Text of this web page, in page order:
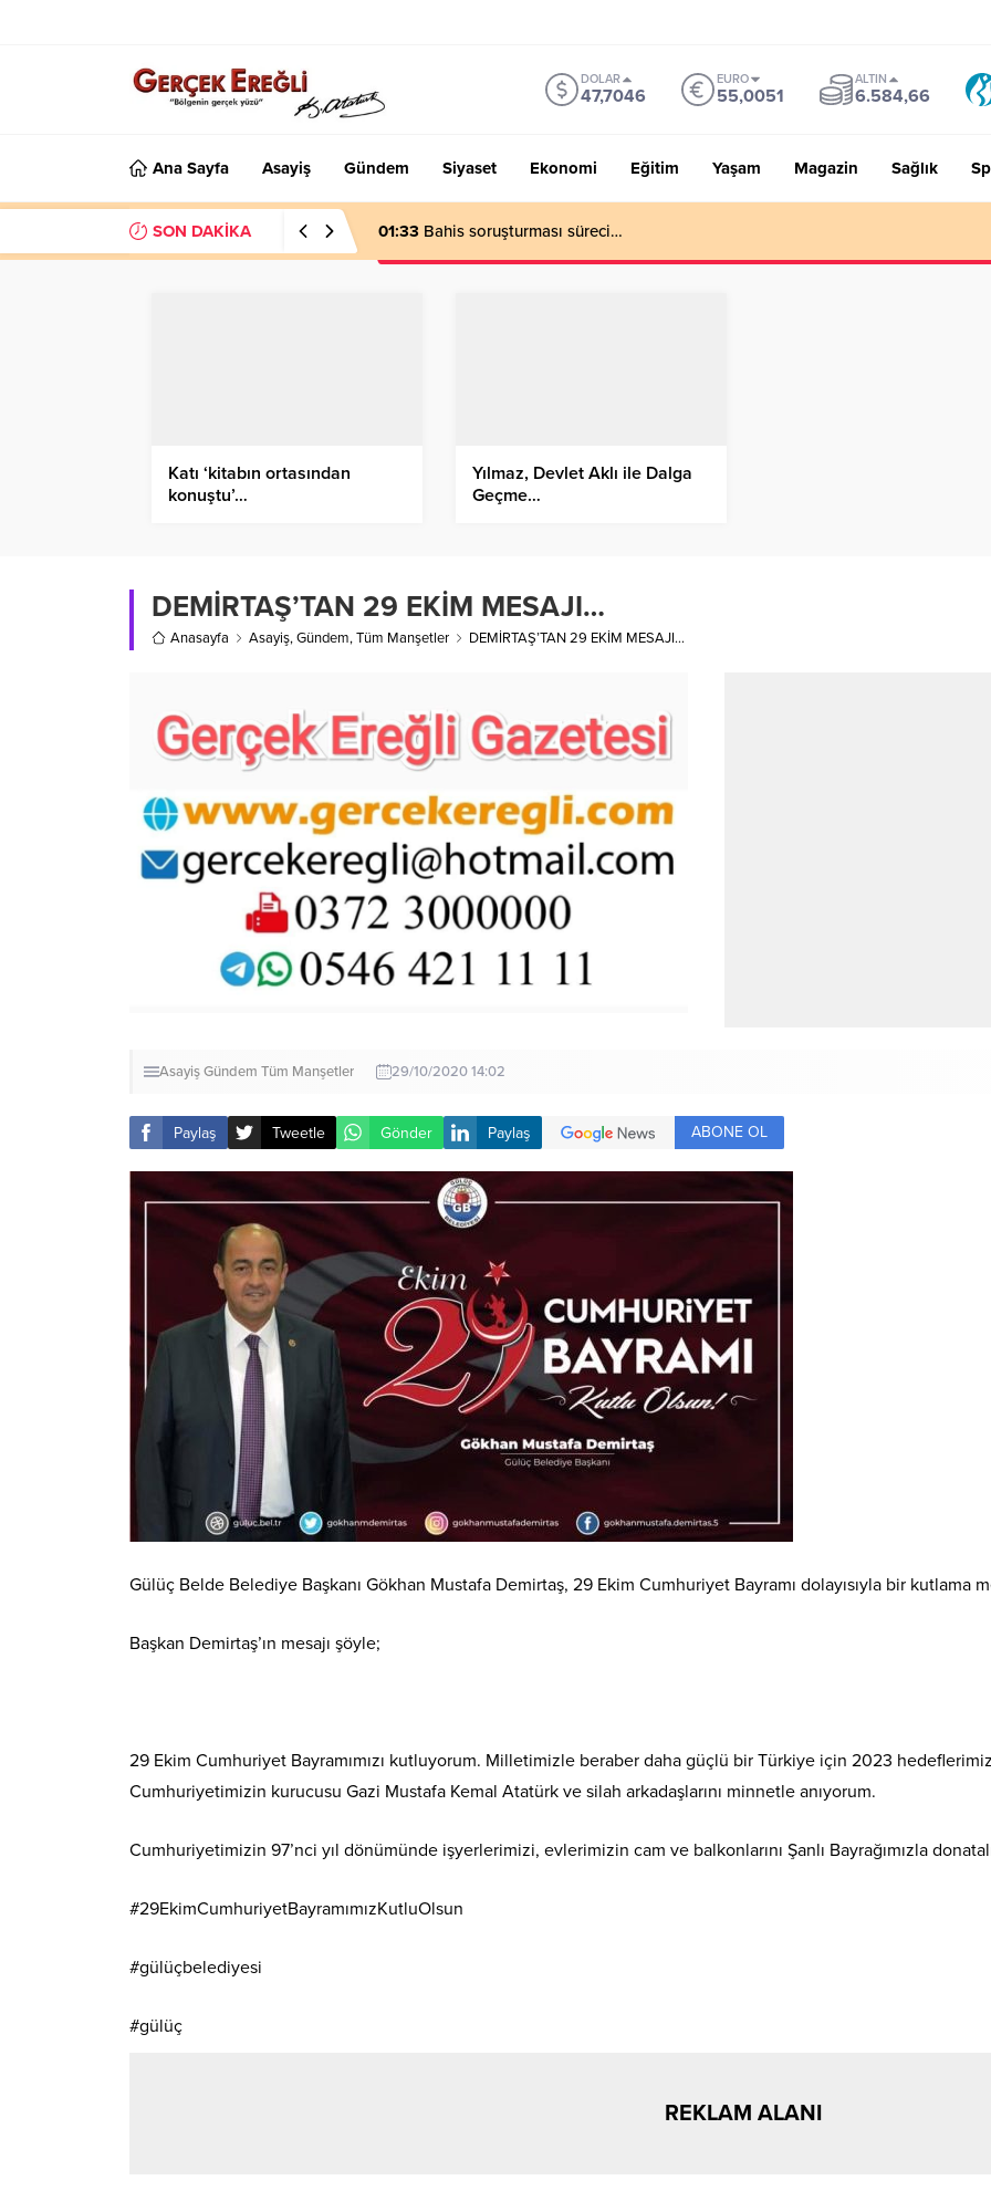
DOLAR
47,7046
EURO
55,0051
ALTIN
6.584,66
Ana Sayfa Asayiş Gündem Siyaset Ekonomi Eğitim Yaşam Magazin Sağlık
SON DAKİKA 01:33 Bahis soruşturması süreci…
Katı ‘kitabın ortasından
konuştu’…
Yılmaz, Devlet Aklı ile Dalga
Geçme…
DEMİRTAŞ’TAN 29 EKİM MESAJI…
Anasayfa Asayiş,Gündem,Tüm Manşetler DEMİRTAŞ’TAN 29 EKİM MESAJI…
AsayişGündem Tüm Manşetler 29/10/2020 14:02
Paylaş Tweetle Gönder Paylaş ABONE OL
Gülüç Belde Belediye Başkanı Gökhan Mustafa Demirtaş, 29 Ekim Cumhuriyet Bayramı dolayısıyla bir kutlama
Başkan Demirtaş’ın mesajı şöyle;
29 Ekim Cumhuriyet Bayramımızı kutluyorum. Milletimizle beraber daha güçlü bir Türkiye için 2023
Cumhuriyetimizin kurucusu Gazi Mustafa Kemal Atatürk ve silah arkadaşlarını minnetle anıyorum.
Cumhuriyetimizin 97’nci yıl dönümünde işyerlerimizi, evlerimizin cam ve balkonlarını Şanlı Bayrağımızla
#29EkimCumhuriyetBayramımızKutluOlsun
#gülüçbelediyesi
#gülüç
REKLAM ALANI